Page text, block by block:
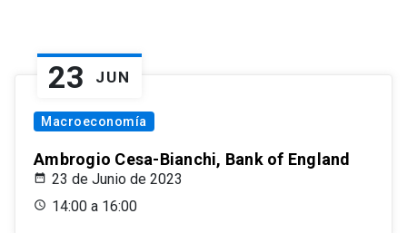
23 JUN
Macroeconomía
Ambrogio Cesa-Bianchi, Bank of England
23 de Junio de 2023
14:00 a 16:00